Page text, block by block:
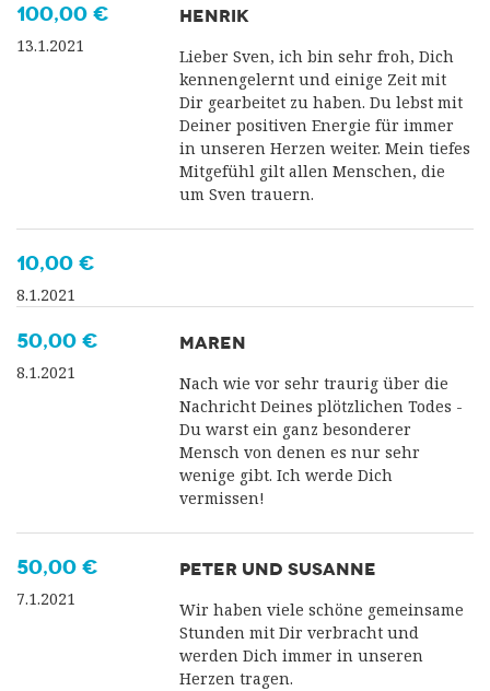
100,00 €
13.1.2021
HENRIK
Lieber Sven, ich bin sehr froh, Dich
kennengelernt und einige Zeit mit
Dir gearbeitet zu haben. Du lebst mit
Deiner positiven Energie für immer
in unseren Herzen weiter. Mein tiefes
Mitgefühl gilt allen Menschen, die
um Sven trauern.
10,00 €
8.1.2021
50,00 €
8.1.2021
MAREN
Nach wie vor sehr traurig über die
Nachricht Deines plötzlichen Todes -
Du warst ein ganz besonderer
Mensch von denen es nur sehr
wenige gibt. Ich werde Dich
vermissen!
50,00 €
7.1.2021
PETER UND SUSANNE
Wir haben viele schöne gemeinsame
Stunden mit Dir verbracht und
werden Dich immer in unseren
Herzen tragen.